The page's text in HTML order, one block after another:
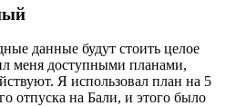
данные будут стоить целое
меня доступными планами,
Я использовал план на 5
отпуска на Бали, и этого было